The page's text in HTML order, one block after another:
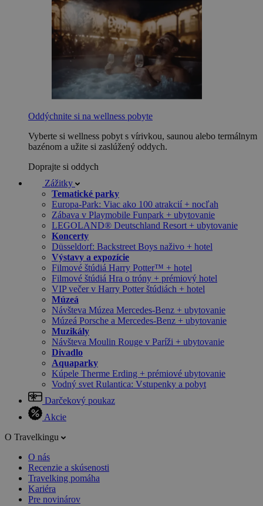
Oddýchnite si na wellness pobyte
Vyberte si wellness pobyt s vírivkou, saunou alebo termálnym
bazénom a užite si zaslúžený oddych.
Doprajte si oddych
Zážitky
Tematické parky
Europa-Park: Viac ako 100 atrakcií + nocľah
Zábava v Playmobile Funpark + ubytovanie
LEGOLAND® Deutschland Resort + ubytovanie
Koncerty
Düsseldorf: Backstreet Boys naživo + hotel
Výstavy a expozície
Filmové štúdiá Harry Potter™ + hotel
Filmové štúdiá Hra o tróny + prémiový hotel
VIP večer v Harry Potter štúdiách + hotel
Múzeá
Návšteva Múzea Mercedes-Benz + ubytovanie
Múzeá Porsche a Mercedes-Benz + ubytovanie
Muzikály
Návšteva Moulin Rouge v Paríži + ubytovanie
Divadlo
Aquaparky
Kúpele Therme Erding + prémiové ubytovanie
Vodný svet Rulantica: Vstupenky a pobyt
Darčekový poukaz
Akcie
O Travelkingu
O nás
Recenzie a skúsenosti
Travelking pomáha
Kariéra
Pre novinárov